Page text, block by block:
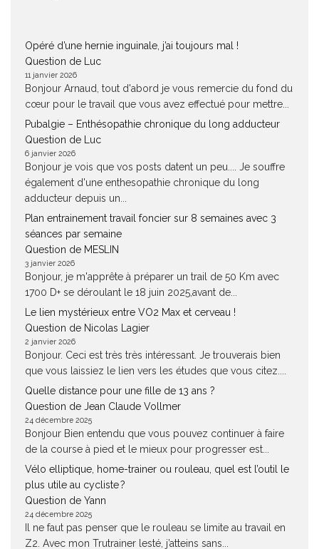
Opéré d’une hernie inguinale, j’ai toujours mal !
Question de Luc
11 janvier 2026
Bonjour Arnaud, tout d'abord je vous remercie du fond du
cœur pour le travail que vous avez effectué pour mettre...
Pubalgie – Enthésopathie chronique du long adducteur
Question de Luc
6 janvier 2026
Bonjour je vois que vos posts datent un peu.... Je souffre
également d'une enthesopathie chronique du long
adducteur depuis un...
Plan entrainement travail foncier sur 8 semaines avec 3
séances par semaine
Question de MESLIN
3 janvier 2026
Bonjour, je m'apprête à préparer un trail de 50 Km avec
1700 D+ se déroulant le 18 juin 2025,avant de...
Le lien mystérieux entre VO2 Max et cerveau !
Question de Nicolas Lagier
2 janvier 2026
Bonjour. Ceci est très très intéressant. Je trouverais bien
que vous laissiez le lien vers les études que vous citez....
Quelle distance pour une fille de 13 ans ?
Question de Jean Claude Vollmer
24 décembre 2025
Bonjour Bien entendu que vous pouvez continuer à faire
de la course à pied et le mieux pour progresser est...
Vélo elliptique, home-trainer ou rouleau, quel est l’outil le
plus utile au cycliste ?
Question de Yann
24 décembre 2025
Il ne faut pas penser que le rouleau se limite au travail en
Z2. Avec mon Trutrainer lesté, j’atteins sans...